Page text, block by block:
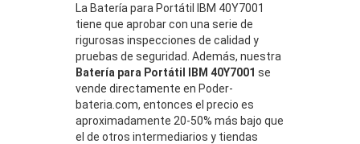
La Batería para Portátil IBM 40Y7001
tiene que aprobar con una serie de
rigurosas inspecciones de calidad y
pruebas de seguridad. Además, nuestra
Batería para Portátil IBM 40Y7001 se
vende directamente en Poder-
bateria.com, entonces el precio es
aproximadamente 20-50% más bajo que
el de otros intermediarios y tiendas